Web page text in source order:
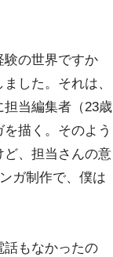
験の世界ですか
した。それは、
当編集者（23歳
描く。そのよう
、担当さんの意
ガ制作で、僕は
話もなかったの